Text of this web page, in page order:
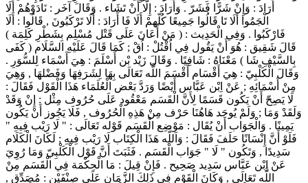
أَرَادَ : وَإِنْ شَرًّا فَشَرّ . وَأَرَادَ : إِلَّا أَنْ تَشَاء . وَقَالَ آخَر : نَادَوْهُمْ أَلَا
الْجَمُوا أَلَا تَا قَالُوا جَمِيعًا كُلّهمْ أَلَا فَا أَرَادَ : أَلَا تَرْكَبُونَ , قَالُوا : أَلَا
فَارْكَبُوا . وَفِي الْحَدِيث : ( مَنْ أَعَانَ عَلَى قَتْل مُسْلِم بِشَطْرِ كَلِمَة )
قَالَ شَقِيق : هُوَ أَنْ يَقُول فِي اُقْتُلْ : اُقْ ; كَمَا قَالَ عَلَيْهِ السَّلَام ( كَفَى
بِالسَّيْفِ شَا ) مَعْنَاهُ : شَافِيًا . وَقَالَ زَيْد بْن أَسْلَمَ : هِيَ أَسْمَاء لِلسُّوَرِ .
وَقَالَ الْكَلْبِيّ : هِيَ أَقْسَام أَقْسَمَ اللَّه تَعَالَى بِهَا لِشَرَفِهَا وَفَضْلهَا , وَهِيَ
مِنْ أَسْمَائِهِ ; عَنْ اِبْن عَبَّاس أَيْضًا وَرَدَّ بَعْض الْعُلَمَاء هَذَا الْقَوْل فَقَالَ :
لَا يَصِحّ أَنْ يَكُون قَسَمًا لِأَنَّ الْقَسَم مَعْقُود عَلَى حُرُوف مِثْل : إِنْ وَقَدْ
وَلَقَدْ وَمَا ; وَلَمْ يُوجَد هَاهُنَا حَرْف مِنْ هَذِهِ الْحُرُوف , فَلَا يَجُوز أَنْ يَكُون
يَمِينًا . وَالْجَوَاب أَنْ يُقَال : مَوْضِع الْقَسَم قَوْله تَعَالَى : " لَا رَيْب فِيهِ "
فَلَوْ أَنَّ إِنْسَانًا حَلَفَ فَقَالَ : وَاَللَّه هَذَا الْكِتَاب لَا رَيْب فِيهِ ; لَكَانَ الْكَلَام
سَدِيدًا , وَتَكُون " لَا " جَوَاب الْقَسَم . فَثَبَتَ أَنَّ قَوْل الْكَلْبِيّ وَمَا رُوِيَ
عَنْ اِبْن عَبَّاس سَدِيد صَحِيح . فَإِنْ قِيلَ : مَا الْحِكْمَة فِي الْقَسَم مِنْ
اللَّه تَعَالَى , وَكَانَ الْقَوْم فِي ذَلِكَ الزَّمَان عَلَى صِنْفَيْنِ : مُصَدِّق ,